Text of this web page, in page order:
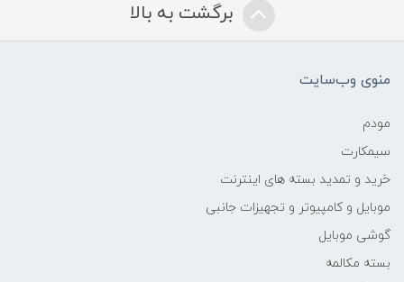
برگشت به بالا
منوی وب‌سایت
مودم
سیمکارت
خرید و تمدید بسته های اینترنت
موبایل و کامپیوتر و تجهیزات جانبی
گوشی موبایل
بسته مکالمه